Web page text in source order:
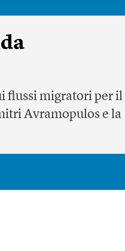
flussi migratori per
Avramopulos e la